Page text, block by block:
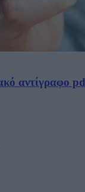
αντίγραφο